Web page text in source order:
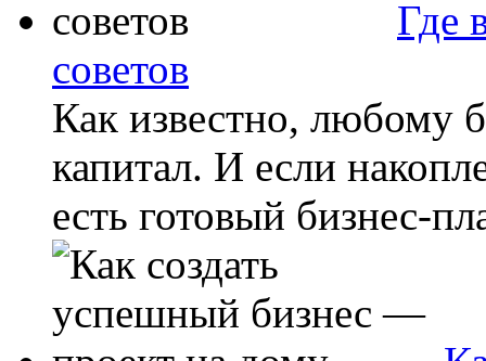
Где
советов
Как известно, любому
капитал. И если
есть готовый бизнес-